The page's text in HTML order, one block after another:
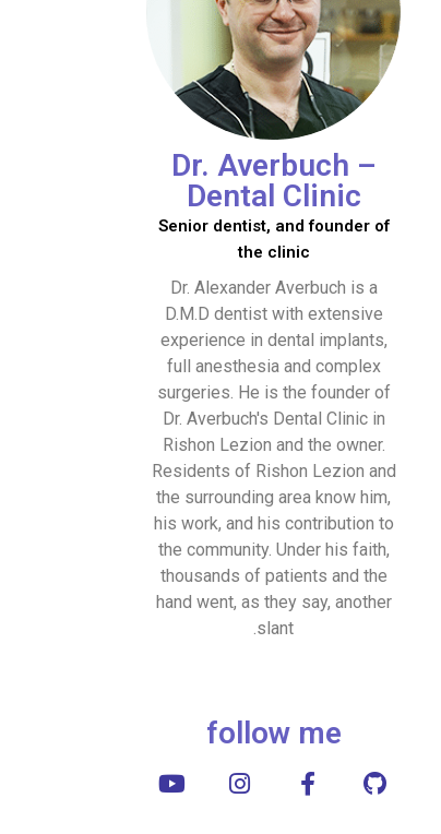
Dr. Averbuch –
Dental Clinic
Senior dentist, and founder of
the clinic
Dr. Alexander Averbuch is a
D.M.D dentist with extensive
experience in dental implants,
full anesthesia and complex
surgeries. He is the founder of
Dr. Averbuch's Dental Clinic in
Rishon Lezion and the owner.
Residents of Rishon Lezion and
the surrounding area know him,
his work, and his contribution to
the community. Under his faith,
thousands of patients and the
hand went, as they say, another
slant.
follow me